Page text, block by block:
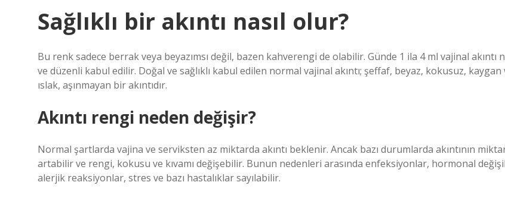
Sağlıklı bir akıntı nasıl olur?
Bu renk sadece berrak veya beyazımsı değil, bazen kahverengi de olabilir. Günde 1 ila 4 ml vajinal akıntı
ve düzenli kabul edilir. Doğal ve sağlıklı kabul edilen normal vajinal akıntı; şeffaf, beyaz, kokusuz, kaygan
ıslak, aşınmayan bir akıntıdır.
Akıntı rengi neden değişir?
Normal şartlarda vajina ve serviksten az miktarda akıntı beklenir. Ancak bazı durumlarda akıntının
artabilir ve rengi, kokusu ve kıvamı değişebilir. Bunun nedenleri arasında enfeksiyonlar, hormonal
alerjik reaksiyonlar, stres ve bazı hastalıklar sayılabilir.